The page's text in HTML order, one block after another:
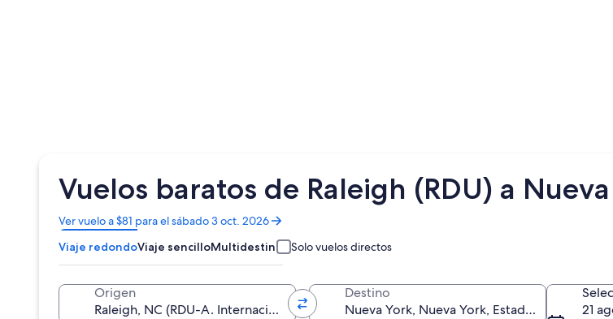
Vuelos baratos de Raleigh (RDU) a
Ver vuelo a $81 para el sábado 3 oct. 2026
Se
abrirá
en
una
ventana
Viaje redondoViaje sencilloMultidestino Solo vuelos directos
Origen Destino
21